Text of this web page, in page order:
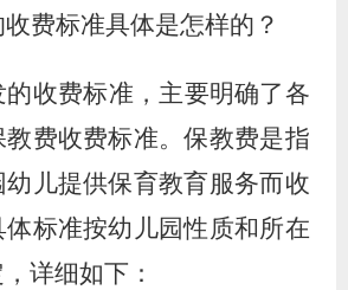
费标准具体是怎样的？
的收费标准，主要明确了各
费收费标准。保教费是指
儿提供保育教育服务而收
标准按幼儿园性质和所在
详细如下：